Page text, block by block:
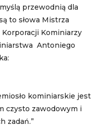
przewodnią dla
to słowa Mistrza
Korporacji Kominiarzy
Antoniego
kominiarskie jest
czysto zawodowym i
zadań.”